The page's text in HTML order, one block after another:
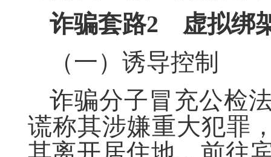
诈骗套路2 虚拟绑
（一）诱导控制
诈骗分子冒充公检
谎称其涉嫌重大犯罪